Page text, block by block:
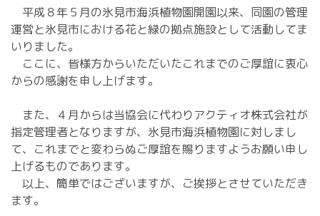
平成８年５月の氷見市海浜植物園開園以来、同園の管理
運営と氷見市における花と緑の拠点施設として活動してま
いりました。
ここに、皆様方からいただいたこれまでのご厚誼に衷心
からの感謝を申し上げます。
また、４月からは当協会に代わりアクティオ株式会社が
指定管理者となりますが、氷見市海浜植物園に対しまし
て、これまでと変わらぬご厚誼を賜りますようお願い申し
上げるものであります。
以上、簡単ではございますが、ご挨拶とさせていただき
ます。